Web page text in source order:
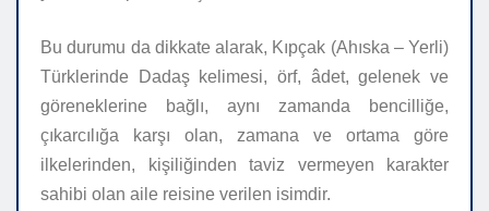
Bu durumu da dikkate alarak, Kıpçak (Ahıska – Yerli)
Türklerinde Dadaş kelimesi, örf, âdet, gelenek ve
göreneklerine bağlı, aynı zamanda bencilliğe,
çıkarcılığa karşı olan, zamana ve ortama göre
ilkelerinden, kişiliğinden taviz vermeyen karakter
sahibi olan aile reisine verilen isimdir.